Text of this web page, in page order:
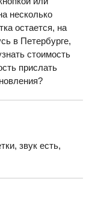
несколько
остается, на
в Петербурге,
стоимость
прислать
звук есть,